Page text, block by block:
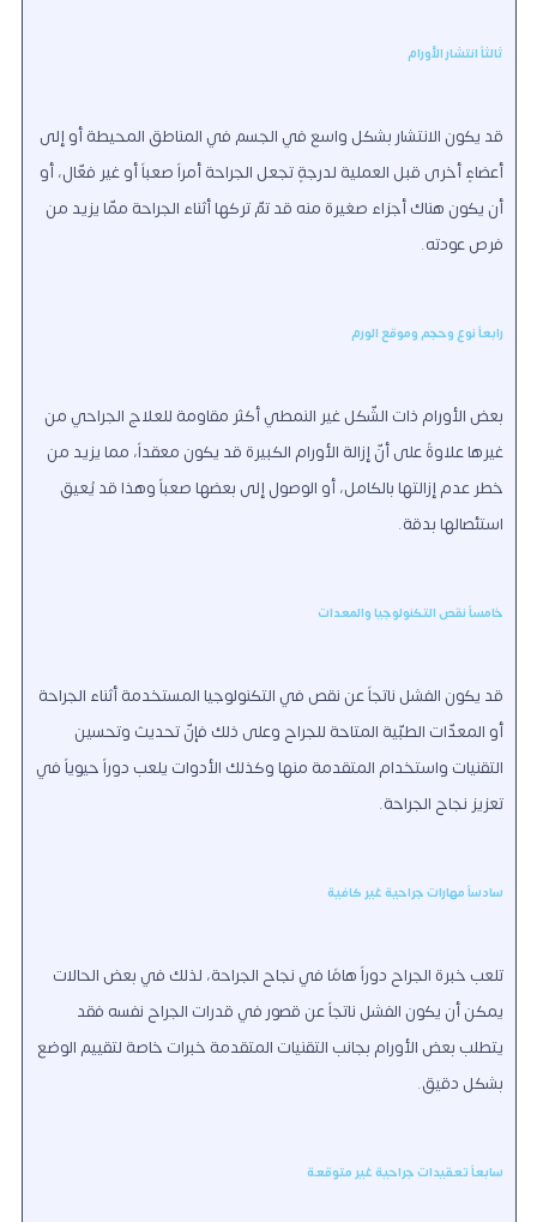
ثالثاً انتشار الأورام
قد يكون الانتشار بشكل واسع في الجسم في المناطق المحيطة أو إلى
أعضاءٍ أخرى قبل العملية لدرجةٍ تجعل الجراحة أمراً صعباً أو غير فعّال، أو
أن يكون هناك أجزاء صغيرة منه قد تمّ تركها أثناء الجراحة ممّا يزيد من
فرص عودته.
رابعاً نوع وحجم وموقع الورم
بعض الأورام ذات الشّكل غير النمطي أكثر مقاومة للعلاج الجراحي من
غيرها علاوةً على أنّ إزالة الأورام الكبيرة قد يكون معقداً، مما يزيد من
خطر عدم إزالتها بالكامل، أو الوصول إلى بعضها صعباً وهذا قد يُعيق
استئصالها بدقة.
خامساً نقص التكنولوجيا والمعدات
قد يكون الفشل ناتجاً عن نقص في التكنولوجيا المستخدمة أثناء الجراحة
أو المعدّات الطبّية المتاحة للجراح وعلى ذلك فإنّ تحديث وتحسين
التقنيات واستخدام المتقدمة منها وكذلك الأدوات يلعب دوراً حيوياً في
تعزيز نجاح الجراحة.
سادساً مهارات جراحية غير كافية
تلعب خبرة الجراح دوراً هامًا في نجاح الجراحة، لذلك في بعض الحالات
يمكن أن يكون الفشل ناتجاً عن قصور في قدرات الجراح نفسه فقد
يتطلب بعض الأورام بجانب التقنيات المتقدمة خبرات خاصة لتقييم الوضع
بشكل دقيق.
سابعاً تعقيدات جراحية غير متوقعة